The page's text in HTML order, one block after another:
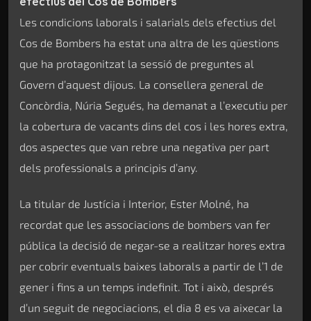
Les condicions laborals i salarials dels efectius del
Cos de Bombers ha estat una altra de les qüestions
que ha protagonitzat la sessió de preguntes al
Govern d’aquest dijous. La consellera general de
Concòrdia, Núria Segués, ha demanat a l’executiu per
la cobertura de vacants dins del cos i les hores extra,
dos aspectes que van rebre una negativa per part
dels professionals a principis d’any.
La titular de Justícia i Interior, Ester Molné, ha
recordat que les associacions de bombers van fer
pública la decisió de negar-se a realitzar hores extra
per cobrir eventuals baixes laborals a partir de l’1 de
gener i fins a un temps indefinit. Tot i això, després
d’un seguit de negociacions, el dia 8 es va aixecar la